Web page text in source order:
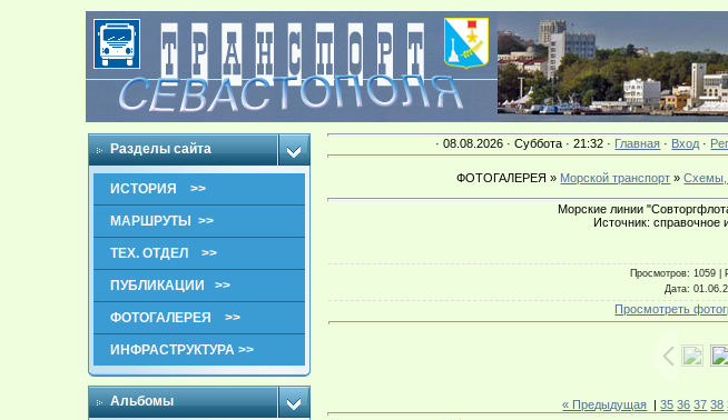
Разделы сайта
ИСТОРИЯ >>
МАРШРУТЫ >>
ТЕХ. ОТДЕЛ >>
ПУБЛИКАЦИИ >>
ФОТОГАЛЕРЕЯ >>
ИНФРАСТРУКТУРА >>
Альбомы
· 08.08.2026 · Суббота · 21:32 · Главная · Вход ·
ФОТОГАЛЕРЕЯ » Морской транспорт »Схемы,
Морские линии
Источник: справочное
Просмотров: 1059 |
Дата:
Просмотреть
« Предыдущая |35 36 37 38